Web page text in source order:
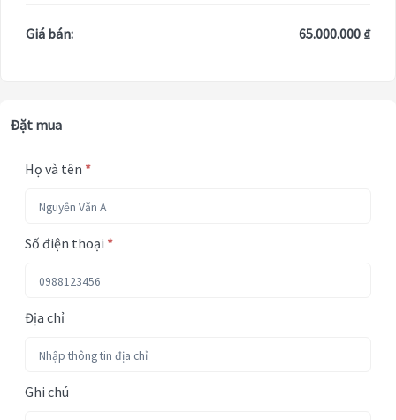
Giá bán: 65.000.000 ₫
Đặt mua
Họ và tên *
Số điện thoại *
Địa chỉ
Ghi chú